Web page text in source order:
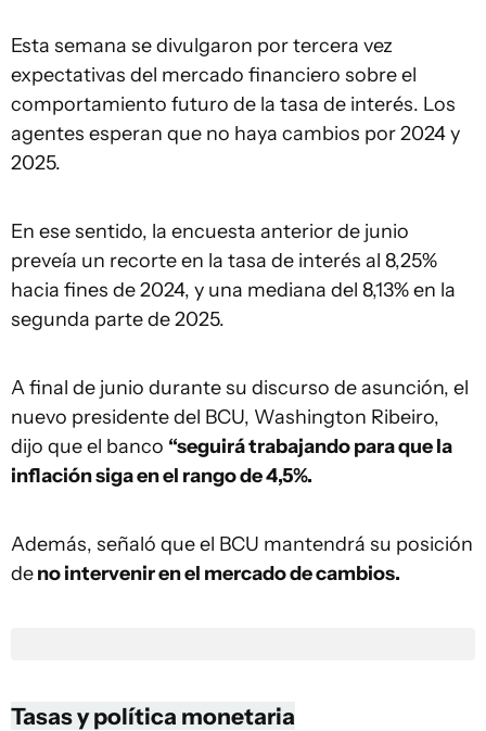
Esta semana se divulgaron por tercera vez
expectativas del mercado financiero sobre el
comportamiento futuro de la tasa de interés. Los
agentes esperan que no haya cambios por 2024 y
2025.
En ese sentido, la encuesta anterior de junio
preveía un recorte en la tasa de interés al 8,25%
hacia fines de 2024, y una mediana del 8,13% en la
segunda parte de 2025.
A final de junio durante su discurso de asunción, el
nuevo presidente del BCU, Washington Ribeiro,
dijo que el banco “seguirá trabajando para que la
inflación siga en el rango de 4,5%.
Además, señaló que el BCU mantendrá su posición
deno intervenir en el mercado de cambios.
Tasas y política monetaria